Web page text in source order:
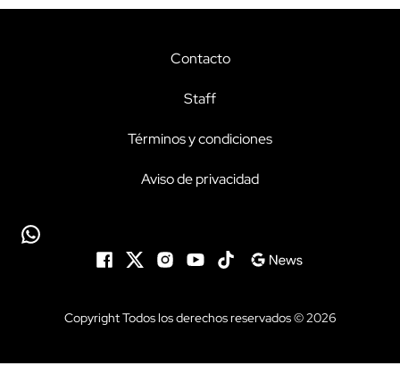
Contacto
Staff
Términos y condiciones
Aviso de privacidad
Copyright Todos los derechos reservados © 2026